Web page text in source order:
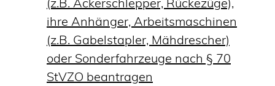
ihre Anhänger, Arbeitsmaschinen
(z.B. Gabelstapler, Mähdrescher)
oder Sonderfahrzeuge nach § 70
StVZO beantragen